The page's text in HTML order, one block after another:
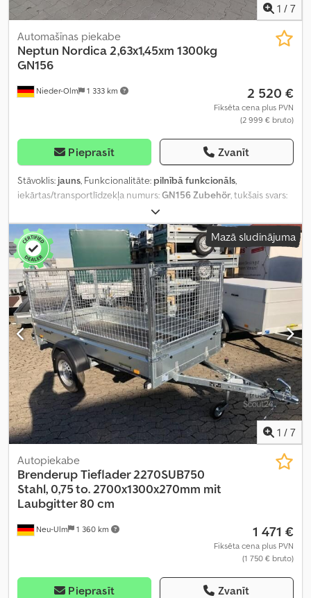
1 / 7
Nieder-Olm 1 333 km
Automašīnas piekabe
Neptun Nordica 2,63x1,45xm 1300kg
GN156
2 520 €
Fiksēta cena plus PVN
(2 999 € bruto)
Pieprasīt Zvanīt
Stāvoklis: jauns, Funkcionalitāte: pilnībā funkcionāls,
iekārtas/transportlīdzekļa numurs:GN156 Zubehör, tukšais svars:
381 kg
konfigurācija:2 asis, krautuves garums:2 630 mm, iekraušanas
vietas platums:1 450 mm , iekraušanas telpas augstums:800 mm,
Mazā sludinājuma
1 / 7
Neu-Ulm 1 360 km
Autopiekabe
BrenderupTieflader 2270SUB750
Stahl, 0,75 to. 2700x1300x270mm mit
Laubgitter 80 cm
1 471 €
Fiksēta cena plus PVN
(1 750 € bruto)
Pieprasīt Zvanīt